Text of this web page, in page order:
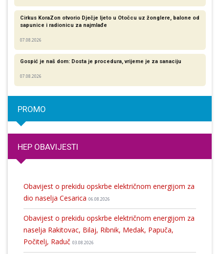
Cirkus KoraZon otvorio Dječje ljeto u Otočcu uz žonglere, balone od
sapunice i radionicu za najmlađe
07.08.2026
Gospić je naš dom: Dosta je procedura, vrijeme je za sanaciju
07.08.2026
PROMO
HEP OBAVIJESTI
Obavijest o prekidu opskrbe električnom energijom za
dio naselja Cesarica 06.08.2026
Obavijest o prekidu opskrbe električnom energijom za
naselja Rakitovac, Bilaj, Ribnik, Medak, Papuča,
Počitelj, Raduč 03.08.2026